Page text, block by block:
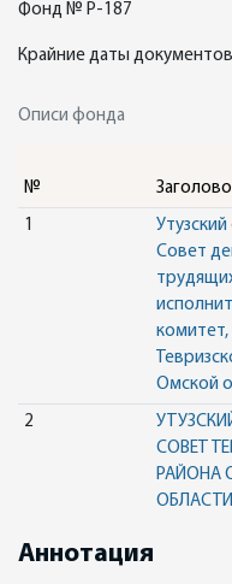
Фонд № Р-187
Крайние даты
Описи фонда
№
1
Совет
комитет,
Омской
2
СОВЕТ
РАЙОНА
ОБЛАСТИ
Аннотация